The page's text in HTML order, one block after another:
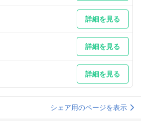
詳細を見る
詳細を見る
詳細を見る
シェア用のページを表示